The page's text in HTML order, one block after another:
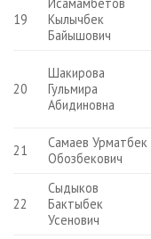
19
Кылычбек
Байышович
20
Шакирова
Гульмира
Абидиновна
21
Самаев Урматбек
Обозбекович
22
Сыдыков
Бактыбек
Усенович